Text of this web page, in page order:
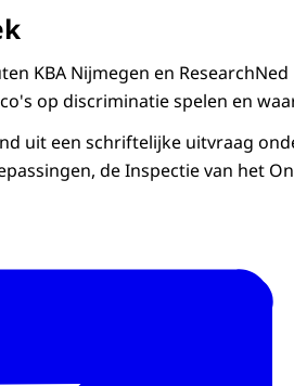
KBA Nijmegen en
op discriminatie spelen en
uit een schriftelijke uitvraag
de Inspectie van het